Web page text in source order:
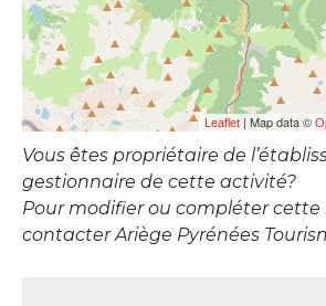
Leaflet | Map data ©
Vous êtes propriétaire de
gestionnaire de cette activité?
Pour modifier ou compléter cette
contacter Ariège Pyrénées